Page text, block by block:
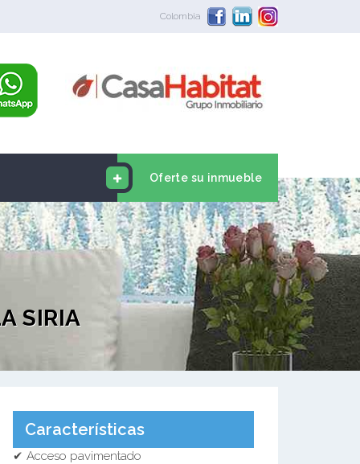
Colombia
Oferte su inmueble
SIRIA
Características
✔ Acceso pavimentado